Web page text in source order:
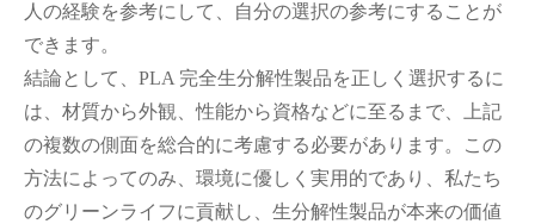
人の経験を参考にして、自分の選択の参考にすることが
できます。
結論として、PLA 完全生分解性製品を正しく選択するに
は、材質から外観、性能から資格などに至るまで、上記
の複数の側面を総合的に考慮する必要があります。この
方法によってのみ、環境に優しく実用的であり、私たち
のグリーンライフに貢献し、生分解性製品が本来の価値